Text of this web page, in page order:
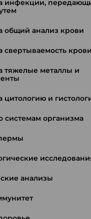
инфекции,
общий анализ крови
свертываемость крови
тяжелые металлы и
цитологию и
системам организма
анализы